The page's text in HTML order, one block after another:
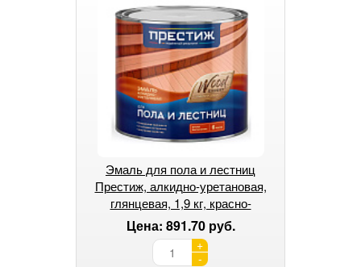
Эмаль для пола и лестниц
Престиж, алкидно-уретановая,
глянцевая, 1,9 кг, красно-
коричневая
Цена: 891.70 руб.
+
-